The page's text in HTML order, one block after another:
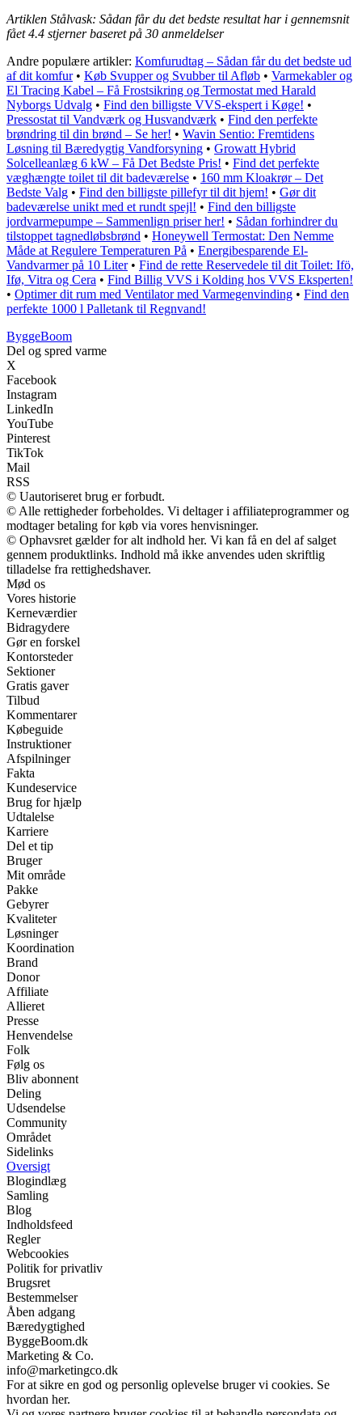
Artiklen Stålvask: Sådan får du det bedste resultat har i gennemsnit
fået4.4 stjerner baseret på 30 anmeldelser
Andre populære artikler: Komfurudtag – Sådan får du det bedste ud
af dit komfur• Køb Svupper og Svubber til Afløb • Varmekabler og
El Tracing Kabel – Få Frostsikring og Termostat med Harald
Nyborgs Udvalg • Find den billigste VVS-ekspert i Køge! •
Pressostat til Vandværk og Husvandværk • Find den perfekte
brøndring til din brønd – Se her! • Wavin Sentio: Fremtidens
Løsning til Bæredygtig Vandforsyning • Growatt Hybrid
Solcelleanlæg 6 kW – Få Det Bedste Pris! • Find det perfekte
væghængte toilet til dit badeværelse • 160 mm Kloakrør – Det
Bedste Valg • Find den billigste pillefyr til dit hjem! • Gør dit
badeværelse unikt med et rundt spejl! • Find den billigste
jordvarmepumpe – Sammenlign priser her! • Sådan forhindrer du
tilstoppet tagnedløbsbrønd • Honeywell Termostat: Den Nemme
Måde at Regulere Temperaturen På • Energibesparende El-
Vandvarmer på 10 Liter• Find de rette Reservedele til dit Toilet: Ifö,
Ifø, Vitra og Cera • Find Billig VVS i Kolding hos VVS Eksperten!
• Optimer dit rum med Ventilator med Varmegenvinding • Find den
perfekte 1000 l Palletank til Regnvand!
ByggeBoom
Del og spred varme
X
Facebook
Instagram
LinkedIn
YouTube
Pinterest
TikTok
Mail
RSS
© Uautoriseret brug er forbudt.
© Alle rettigheder forbeholdes. Vi deltager i affiliateprogrammer og
modtager betaling for køb via vores henvisninger.
© Ophavsret gælder for alt indhold her. Vi kan få en del af salget
gennem produktlinks. Indhold må ikke anvendes uden skriftlig
tilladelse fra rettighedshaver.
Mød os
Vores historie
Kerneværdier
Bidragydere
Gør en forskel
Kontorsteder
Sektioner
Gratis gaver
Tilbud
Kommentarer
Købeguide
Instruktioner
Afspilninger
Fakta
Kundeservice
Brug for hjælp
Udtalelse
Karriere
Del et tip
Bruger
Mit område
Pakke
Gebyrer
Kvaliteter
Løsninger
Koordination
Brand
Donor
Affiliate
Allieret
Presse
Henvendelse
Folk
Følg os
Bliv abonnent
Deling
Udsendelse
Community
Området
Sidelinks
Oversigt
Blogindlæg
Samling
Blog
Indholdsfeed
Regler
Webcookies
Politik for privatliv
Brugsret
Bestemmelser
Åben adgang
Bæredygtighed
ByggeBoom.dk
Marketing & Co.
info@marketingco.dk
For at sikre en god og personlig oplevelse bruger vi cookies. Se
hvordan her.